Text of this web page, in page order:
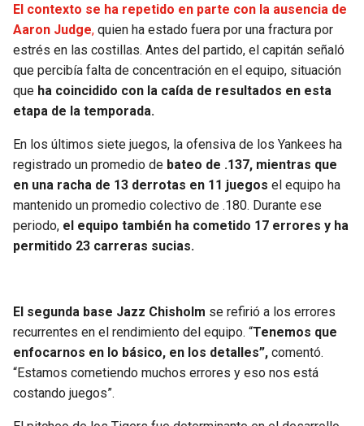
El contexto se ha repetido en parte con la ausencia de
Aaron Judge, quien ha estado fuera por una fractura por
estrés en las costillas. Antes del partido, el capitán señaló
que percibía falta de concentración en el equipo, situación
que ha coincidido con la caída de resultados en esta
etapa de la temporada.
En los últimos siete juegos, la ofensiva de los Yankees ha
registrado un promedio de bateo de .137, mientras que
en una racha de 13 derrotas en 11 juegos el equipo ha
mantenido un promedio colectivo de .180. Durante ese
periodo, el equipo también ha cometido 17 errores y ha
permitido 23 carreras sucias.
El segunda base Jazz Chisholm se refirió a los errores
recurrentes en el rendimiento del equipo. “Tenemos que
enfocarnos en lo básico, en los detalles”, comentó.
“Estamos cometiendo muchos errores y eso nos está
costando juegos”.